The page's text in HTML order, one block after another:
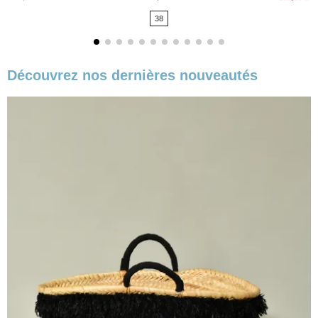
38
Découvrez nos dernières nouveautés